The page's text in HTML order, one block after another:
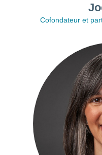
Cofondateur et